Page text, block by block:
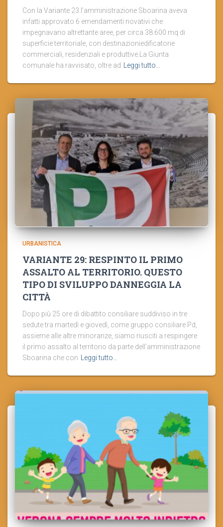
Con la Variante 23 l’amministrazione Sboarina aveva
infatti approvato 6 emendamenti novativi che
impegnavano altrettante aree, per circa 38.600 mq di
superficie territoriale, con destinazioniedificatorie
commerciali, residenziali e produttive.La Giunta
comunale ha ravvisato, oltre ad
Leggi tutto…
URBANISTICA
VARIANTE 29: RESPINTO IL PRIMO
ASSALTO AL TERRITORIO. QUESTO
TIPO DI SVILUPPO DANNEGGIA LA
CITTÀ
Dopo più 25 ore di dibattito consiliare suddiviso in tre
sedute tra martedì e giovedì, come gruppo consiliare Pd,
assieme alle altre minoranze, siamo riusciti a respingere
il primo assalto al territorio da parte dell’amministrazione
Sboarina che con Leggi tutto…